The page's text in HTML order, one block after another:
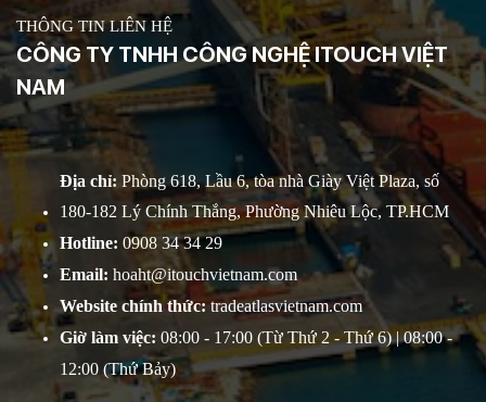
THÔNG TIN LIÊN HỆ
CÔNG TY TNHH CÔNG NGHỆ ITOUCH VIỆT
NAM
Địa chỉ: Phòng 618, Lầu 6, tòa nhà Giày Việt Plaza, số
180-182 Lý Chính Thắng, Phường Nhiêu Lộc, TP.HCM
Hotline: 0908 34 34 29
Email: hoaht@itouchvietnam.com
Website chính thức:tradeatlasvietnam.com
Giờ làm việc: 08:00 - 17:00 (Từ Thứ 2 - Thứ 6) | 08:00 -
12:00 (Thứ Bảy)